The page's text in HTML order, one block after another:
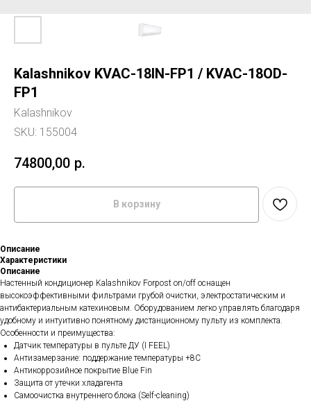
Kalashnikov KVAC-18IN-FP1 / KVAC-18OD-
FP1
Kalashnikov
SKU: 155004
74800,00 р.
В корзину
Описание
Характеристики
Описание
Настенный кондиционер Kalashnikov Forpost on/off оснащен
высокоэффективными фильтрами грубой очистки, электростатическим и
антибактериальным катехиновым. Оборудованием легко управлять благодаря
удобному и интуитивно понятному дистанционному пульту из комплекта.
Особенности и преимущества:
Датчик температуры в пульте ДУ (I FEEL)
Антизамерзание: поддержание температуры +8С
Антикоррозийное покрытие Blue Fin
Защита от утечки хладагента
Самоочистка внутреннего блока (Self-cleaning)